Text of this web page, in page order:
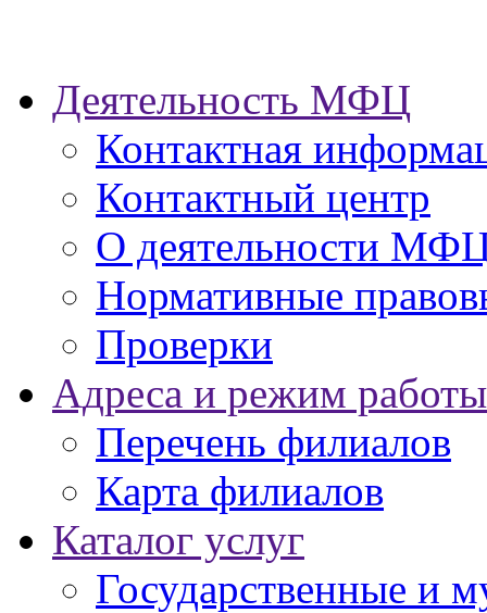
Деятельность МФЦ
Контактная
Контактный центр
О деятельности
Нормативные
Проверки
Адреса и режим работы
Перечень филиалов
Карта филиалов
Каталог услуг
Государственные и